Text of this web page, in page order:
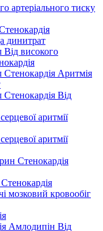
артеріального тиску
динитрат
Від високого
Стенокардія Аритмія
Стенокардія Від
аритмії
аритмії
Стенокардія
мозковий кровообіг
Амлодипін Від